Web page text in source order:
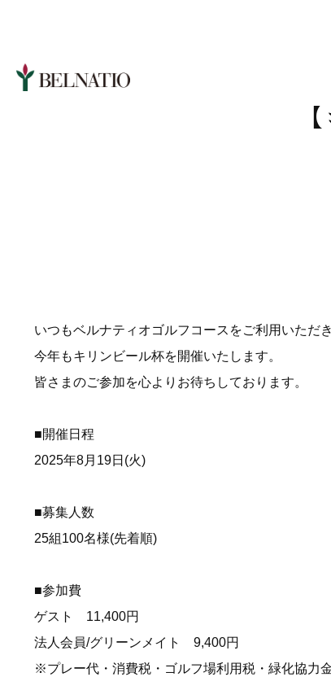
いつもベルナティオゴルフコースをご利用いただ
今年もキリンビール杯を開催いたします。
皆さまのご参加を心よりお待ちしております。
■開催日程
2025年8月19日(火)
■募集人数
25組100名様(先着順)
■参加費
ゲスト 11,400円
法人会員/グリーンメイト 9,400円
※プレー代・消費税・ゴルフ場利用税・緑化協力